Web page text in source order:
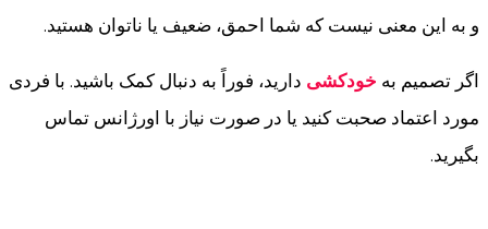
و به این معنی نیست که شما احمق، ضعیف یا ناتوان هستید.
اگر تصمیم به خودکشی دارید، فوراً به دنبال کمک باشید. با فردی
مورد اعتماد صحبت کنید یا در صورت نیاز با اورژانس تماس
بگیرید.